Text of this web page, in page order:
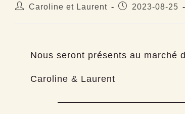
Auteur/autrice
Caroline et Laurent
Publication
2023-08-25
Nous seront présents au marché
Caroline & Laurent